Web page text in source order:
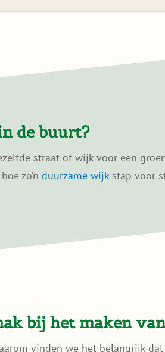
de buurt?
straat of wijk voor een
zo’nduurzame wijkstap voor
bij het maken
vinden we het belangrijk